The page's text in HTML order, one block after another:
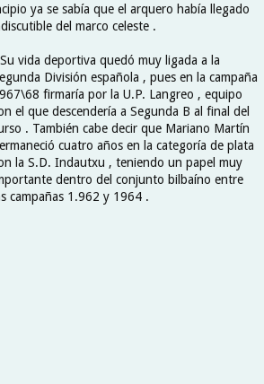
ya se sabía que el arquero había llegado
del marco celeste .
vida deportiva quedó muy ligada a la
División española , pues en la campaña
firmaría por la U.P. Langreo , equipo
el que descendería a Segunda B al final del
. También cabe decir que Mariano Martín
cuatro años en la categoría de plata
la S.D. Indautxu , teniendo un papel muy
dentro del conjunto bilbaíno entre
campañas 1.962 y 1964 .